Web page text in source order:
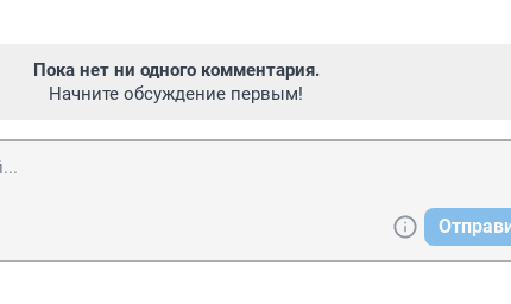
Пока нет ни одного комментария.
Начните обсуждение первым!